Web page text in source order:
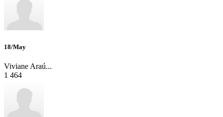
18/May
Viviane Araú...
1 464